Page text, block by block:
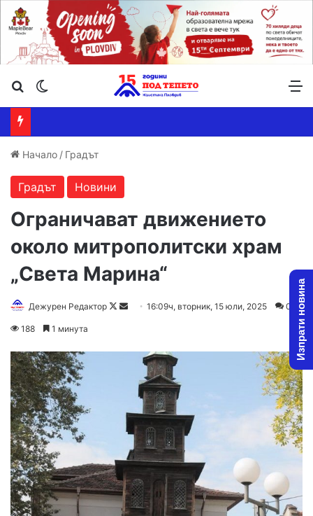
Търсене ...
Начало / Градът
Градът Новини
Ограничават движението
около митрополитски храм
„Света Марина“
Дежурен Редактор
Follow
Send16:09ч, вторник, 15 юли, 2025 0
188 1 минута Изпрати новина